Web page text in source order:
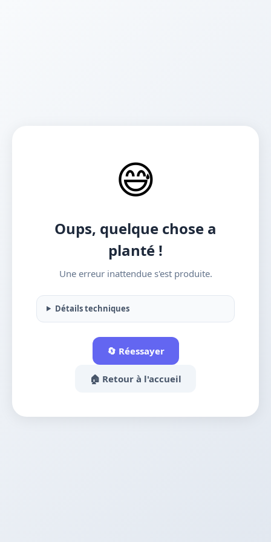
😅
Oups, quelque chose a
planté !
Une erreur inattendue s'est produite.
Détails techniques
🔄 Réessayer
🏠 Retour à l'accueil